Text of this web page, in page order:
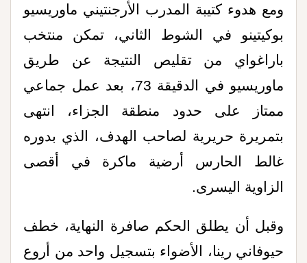
ومع هدوء كتيبة المدرب الأرجنتيني ماوريسيو
بوكيتينو في الشوط الثاني، تمكن منتخب
باراغواي من تقليص النتيجة عن طريق
ماوريسيو في الدقيقة 73، بعد عمل جماعي
ممتاز على حدود منطقة الجزاء، انتهى
بتمريرة حريرية لصاحب الهدف، الذي بدوره
غالط الحارس أرضية ماكرة في أقصى
الزاوية اليسرى.
وقبل أن يطلق الحكم صافرة النهاية، خطف
حيوفاني رينا، الأضواء بتسجيل واحد من أروع